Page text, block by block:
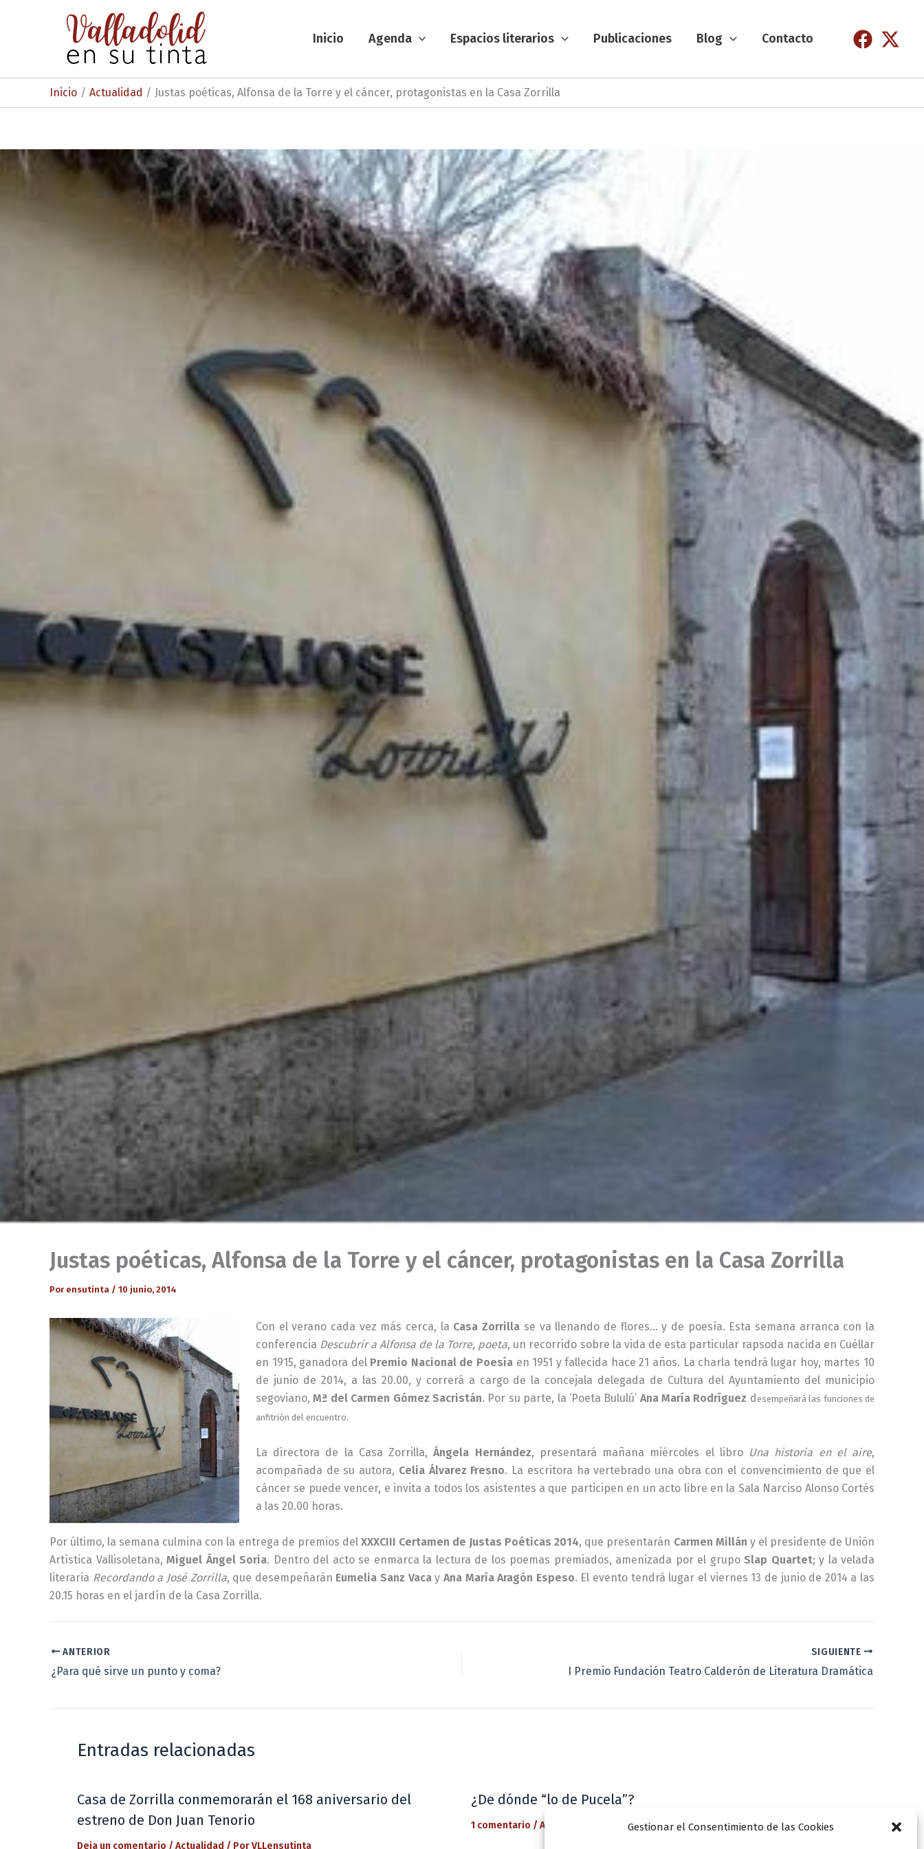
Gestionar el Consentimiento de las Cookies
Inicio Agenda Espacios literarios Publicaciones Blog Contacto
Inicio Actualidad Justas poéticas, Alfonsa de la Torre y el cáncer, protagonistas en la Casa Zorrilla
Justas poéticas, Alfonsa de la Torre y el cáncer, protagonistas en la Casa Zorrilla
Por ensutinta / 10 junio, 2014
Con el verano cada vez más cerca, la Casa Zorrilla se va llenando de flores… y de poesía. Esta semana arranca con la
conferencia Descubrir a Alfonsa de la Torre, poeta, un recorrido sobre la vida de esta particular rapsoda nacida en Cuéllar
en 1915, ganadora del Premio Nacional de Poesía en 1951 y fallecida hace 21 años. La charla tendrá lugar hoy, martes 10
de junio de 2014, a las 20.00, y correrá a cargo de la concejala delegada de Cultura del Ayuntamiento del municipio
segoviano,Mª del Carmen Gómez Sacristán. Por su parte, la ‘Poeta Bululú’ Ana María Rodríguez desempeñará las funciones de
anfitrión del encuentro.
La directora de la Casa Zorrilla,Ángela Hernández, presentará mañana miércoles el libro Una historia en el aire,
acompañada de su autora, Celia Álvarez Fresno. La escritora ha vertebrado una obra con el convencimiento de que el
cáncer se puede vencer, e invita a todos los asistentes a que participen en un acto libre en la Sala Narciso Alonso Cortés
a las 20.00 horas.
Por último, la semana culmina con la entrega de premios del XXXCIII Certamen de Justas Poéticas 2014, que presentarán Carmen Millán y el presidente de Unión
Artística Vallisoletana, Miguel Ángel Soria. Dentro del acto se enmarca la lectura de los poemas premiados, amenizada por el grupo Slap Quartet; y la velada
literaria Recordando a José Zorrilla, que desempeñarán Eumelia Sanz Vacay Ana María Aragón Espeso. El evento tendrá lugar el viernes 13 de junio de 2014 a las
20.15 horas en el jardín de la Casa Zorrilla.
ANTERIOR
¿Para qué sirve un punto y coma?
SIGUIENTE
I Premio Fundación Teatro Calderón de Literatura Dramática
Entradas relacionadas
Casa de Zorrilla conmemorarán el 168 aniversario del
estreno de Don Juan Tenorio
Deja un comentario / Actualidad / PorVLLensutinta
¿De dónde “lo de Pucela”?
1 comentario / Actualidad VLLensutinta